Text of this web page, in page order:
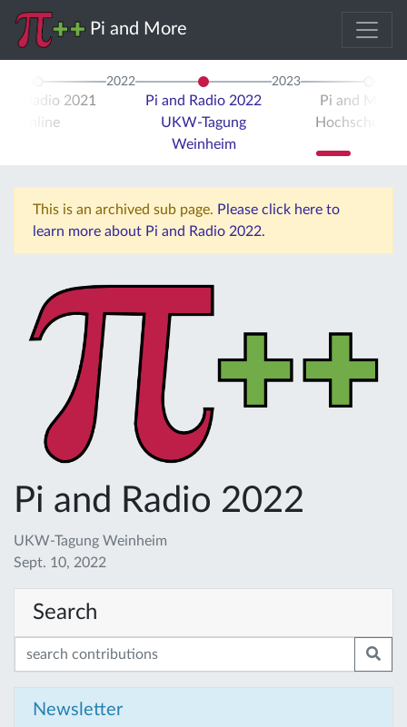
Pi and More
Radio 2021
Online
2022
Pi and Radio 2022
UKW-Tagung
Weinheim
2023
Pi and More
Hochschule
This is an archived sub page. Please click here to
learn more about Pi and Radio 2022.
Pi and Radio 2022
UKW-Tagung Weinheim
Sept. 10, 2022
Search
Newsletter